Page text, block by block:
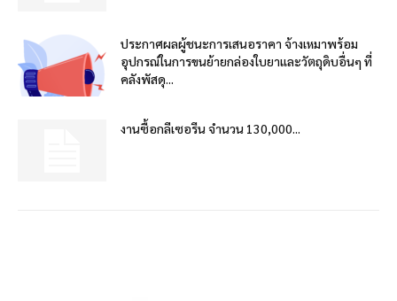
ประกาศผลผู้ชนะการเสนอราคา จ้างเหมาพร้อม
อุปกรณ์ในการขนย้ายกล่องใบยาและวัตถุดิบอื่นๆ ที่
คลังพัสดุ...
งานซื้อกลีเซอรีน จำนวน 130,000...